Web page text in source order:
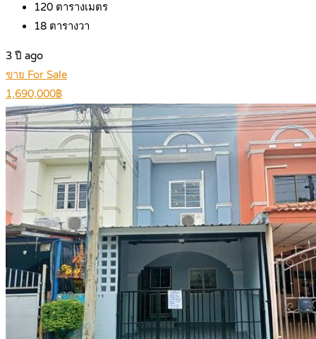
120 ตารางเมตร
18 ตารางวา
3 ปี ago
ขาย For Sale
1,690,000฿